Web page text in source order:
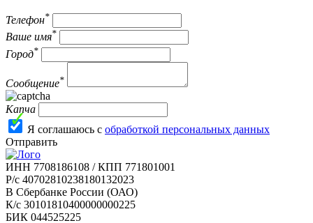
Телефон*
Ваше имя*
Город*
Сообщение*
Капча
Я соглашаюсь с обработкой персональных данных
Отправить
ИНН 7708186108 / КПП 771801001
Р/с 40702810238180132023
В Сбербанке России (ОАО)
К/с 30101810400000000225
БИК 044525225